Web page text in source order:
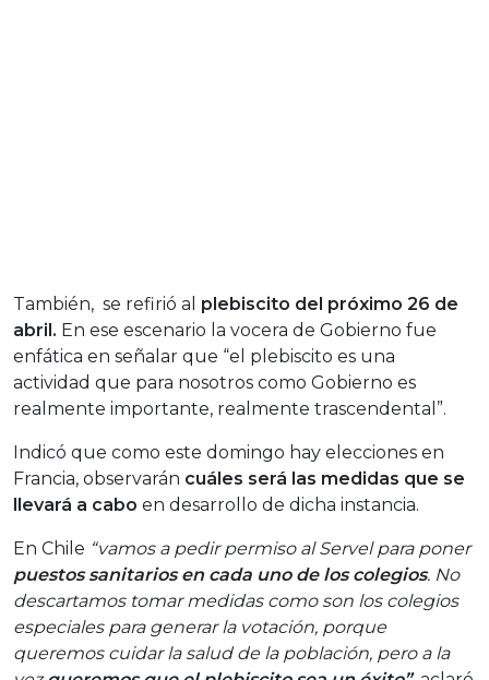
También, se refirió al plebiscito del próximo 26 de
abril. En ese escenario la vocera de Gobierno fue
enfática en señalar que “el plebiscito es una
actividad que para nosotros como Gobierno es
realmente importante, realmente trascendental”.
Indicó que como este domingo hay elecciones en
Francia, observarán cuáles será las medidas que se
llevará a cabo en desarrollo de dicha instancia.
En Chile “vamos a pedir permiso al Servel para poner
puestos sanitarios en cada uno de los colegios. No
descartamos tomar medidas como son los colegios
especiales para generar la votación, porque
queremos cuidar la salud de la población, pero a la